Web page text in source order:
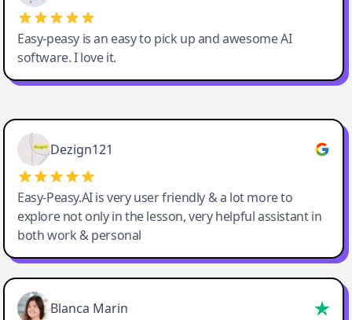
Easy-peasy is an easy to pick up and awesome AI
software. I love it.
Easy-Peasy AI
Dezign121
Easy-Peasy.AI is very user friendly & a lot more to
explore not only in the lesson, very helpful assistant in
both work & personal
Blanca Marin